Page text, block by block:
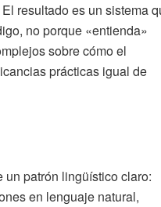
resultado es un sistema
no porque «entienda»
sobre cómo el
prácticas igual de
un patrón lingüístico claro:
en lenguaje natural,